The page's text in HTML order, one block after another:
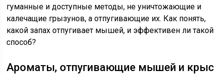
гуманные и доступные методы, не уничтожающие и
калечащие грызунов, а отпугивающие их. Как понять,
какой запах отпугивает мышей, и эффективен ли такой
способ?
Ароматы, отпугивающие мышей и крыс